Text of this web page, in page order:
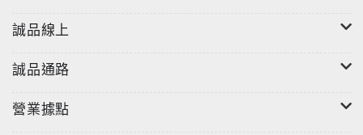
誠品線上
誠品通路
營業據點